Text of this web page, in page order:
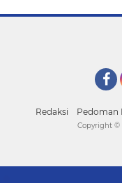
Redaksi Pedoman
Copyright ©